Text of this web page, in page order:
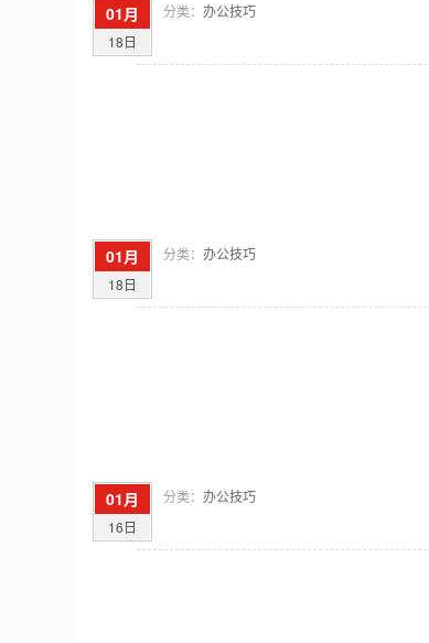
01月
18日
分类： 办公技巧
01月
18日
分类： 办公技巧
01月
16日
分类： 办公技巧